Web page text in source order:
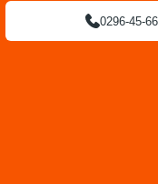
0296-45-